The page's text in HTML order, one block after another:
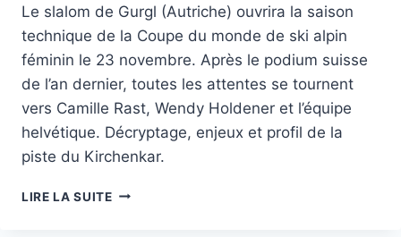
Le slalom de Gurgl (Autriche) ouvrira la saison
technique de la Coupe du monde de ski alpin
féminin le 23 novembre. Après le podium suisse
de l’an dernier, toutes les attentes se tournent
vers Camille Rast, Wendy Holdener et l’équipe
helvétique. Décryptage, enjeux et profil de la
piste du Kirchenkar.
LIRE LA SUITESKI